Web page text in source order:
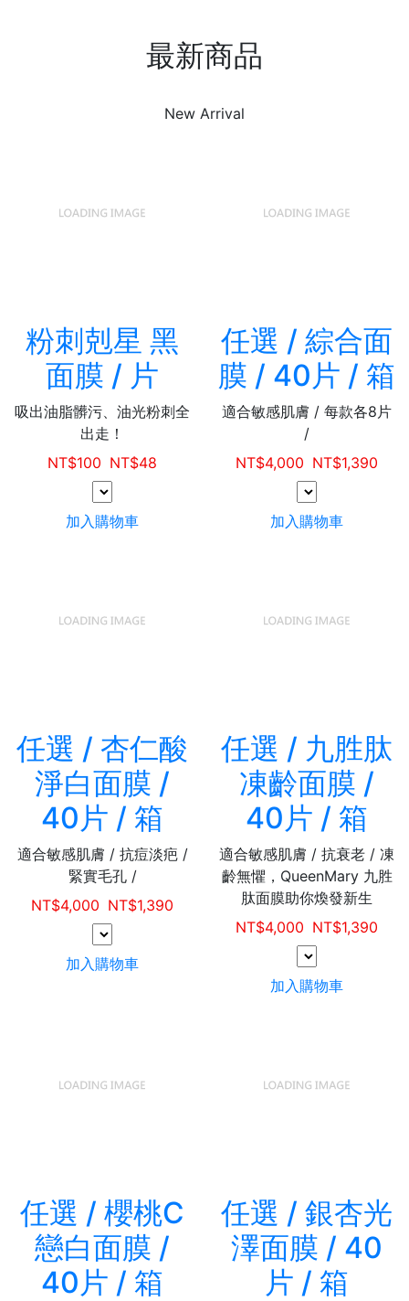
最新商品
New Arrival
粉刺剋星 黑
面膜 / 片
吸出油脂髒污、油光粉刺全
出走！
NT$100 NT$48
加入購物車
任選 / 綜合面
膜 / 40片 / 箱
適合敏感肌膚 / 每款各8片
/
NT$4,000 NT$1,390
加入購物車
任選 / 杏仁酸
淨白面膜 /
40片 / 箱
適合敏感肌膚 / 抗痘淡疤 /
緊實毛孔 /
NT$4,000 NT$1,390
加入購物車
任選 / 九胜肽
凍齡面膜 /
40片 / 箱
適合敏感肌膚 / 抗衰老 / 凍
齡無懼，QueenMary 九胜
肽面膜助你煥發新生
NT$4,000 NT$1,390
加入購物車
任選 / 櫻桃C
戀白面膜 /
40片 / 箱
任選 / 銀杏光
澤面膜 / 40
片 / 箱